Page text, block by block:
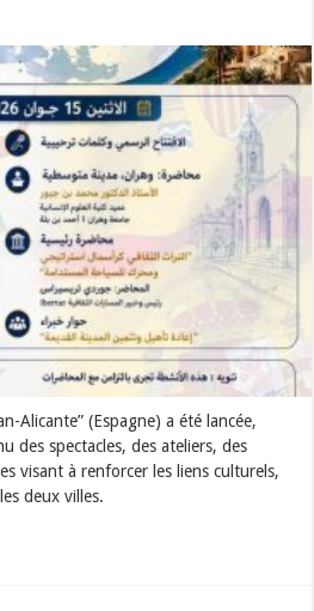
Alicante” (Espagne) a été lancée,
des spectacles, des ateliers, des
visant à renforcer les liens culturels,
deux villes.